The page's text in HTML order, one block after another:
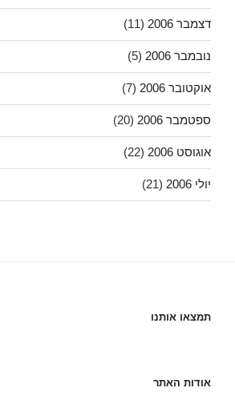
דצמבר 2006 (11)
נובמבר 2006 (5)
אוקטובר 2006 (7)
ספטמבר 2006 (20)
אוגוסט 2006 (22)
יולי 2006 (21)
תמצאו אותנו
אודות האתר